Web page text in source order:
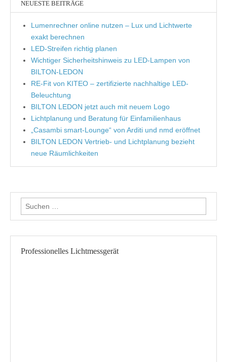
NEUESTE BEITRÄGE
Lumenrechner online nutzen – Lux und Lichtwerte
exakt berechnen
LED-Streifen richtig planen
Wichtiger Sicherheitshinweis zu LED-Lampen von
BILTON-LEDON
RE-Fit von KITEO – zertifizierte nachhaltige LED-
Beleuchtung
BILTON LEDON jetzt auch mit neuem Logo
Lichtplanung und Beratung für Einfamilienhaus
„Casambi smart-Lounge“ von Arditi und nmd eröffnet
BILTON LEDON Vertrieb- und Lichtplanung bezieht
neue Räumlichkeiten
Suche nach:
Professionelles Lichtmessgerät